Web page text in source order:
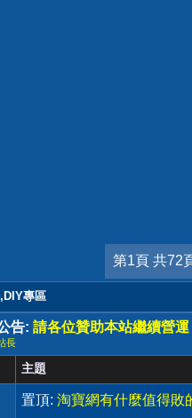
第1頁 共72
專區
告: 請各位贊助本站繼續營運
長
主題
置頂: 淘寶網有什麼值得敗